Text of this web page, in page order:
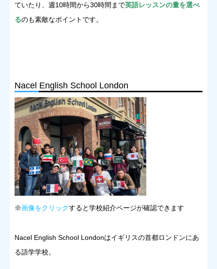
ていたり、週10時間から30時間まで英語レッスンの量を選べ
るのも素敵なポイントです。
Nacel English School London
※画像をクリックすると学校紹介ページが確認できます
Nacel English School Londonはイギリスの首都ロンドンにあ
る語学学校。